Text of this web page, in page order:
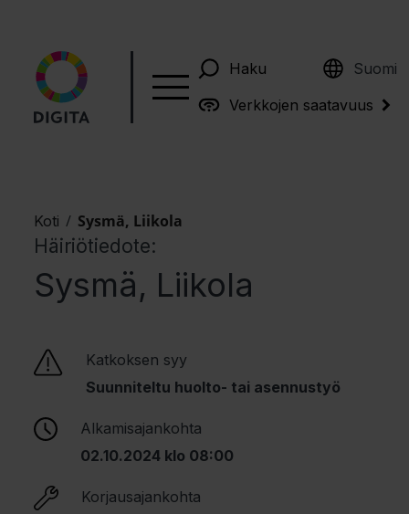
Haku Suomi
English
Verkkojen saatavuus
Koti / Sysmä, Liikola
Häiriötiedote:
Sysmä, Liikola
Katkoksen syy
Suunniteltu huolto- tai asennustyö
Alkamisajankohta
02.10.2024 klo 08:00
Korjausajankohta